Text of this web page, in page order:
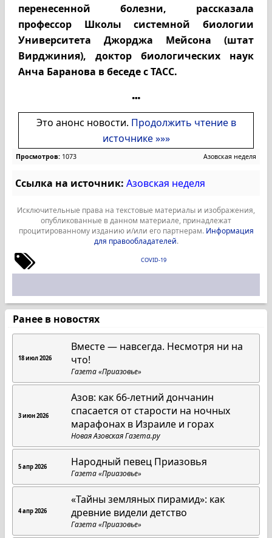
перенесенной болезни, рассказала
профессор Школы системной биологии
Университета Джорджа Мейсона (штат
Вирджиния), доктор биологических наук
Анча Баранова в беседе с ТАСС.
Это анонс новости. Продолжить чтение в
источнике »»»
Просмотров: 1073 Азовская неделя
Ссылка на источник: Азовская неделя
Исключительные права на текстовые материалы и изображения,
опубликованные в данном материале, принадлежат
процитированному изданию и/или его партнерам. Информация
для правообладателей.
COVID-19
Ранее в новостях
18 июл 2026
Вместе — навсегда. Несмотря ни на
что!
Газета «Приазовье»
3 июн 2026
Азов: как 66-летний дончанин
спасается от старости на ночных
марафонах в Израиле и горах
Новая Азовская Газета.ру
5 апр 2026 Народный певец Приазовья
Газета «Приазовье»
4 апр 2026
«Тайны земляных пирамид»: как
древние видели детство
Газета «Приазовье»